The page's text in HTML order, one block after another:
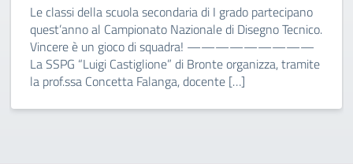
Le classi della scuola secondaria di I grado partecipano
quest’anno al Campionato Nazionale di Disegno Tecnico.
Vincere è un gioco di squadra! —————————
La SSPG “Luigi Castiglione” di Bronte organizza, tramite
la prof.ssa Concetta Falanga, docente […]